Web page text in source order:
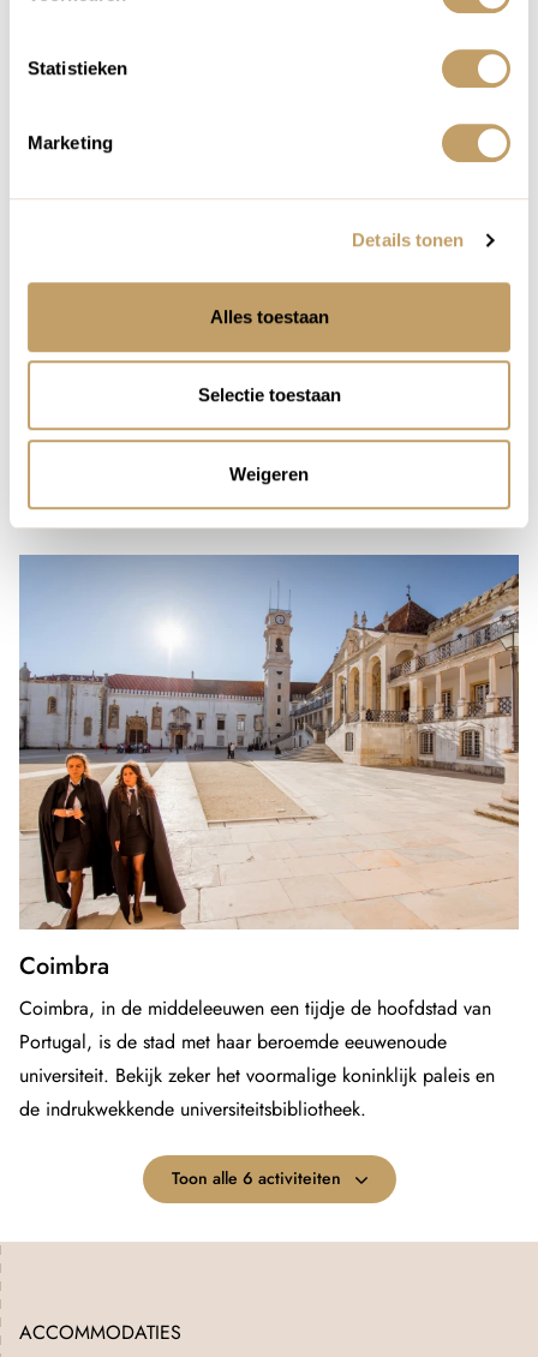
Statistieken
Marketing
Details tonen
Alles toestaan
Selectie toestaan
Weigeren
Serra da Estrela
Serra da Estrela is het grootste beschermde natuurgebied van
Portugal. Met 1993 meter is de berg Torre het hoogste punt
van het Portugese vasteland. Het is een wandelgebied bij
uitstek.
Coimbra
Coimbra, in de middeleeuwen een tijdje de hoofdstad van
Portugal, is de stad met haar beroemde eeuwenoude
universiteit. Bekijk zeker het voormalige koninklijk paleis en
de indrukwekkende universiteitsbibliotheek.
Toon alle 6 activiteiten
ACCOMMODATIES